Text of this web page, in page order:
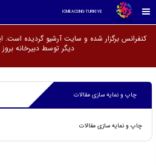
ICMEACONG-TURKIYE
کنفرانس برگزار شده و سایت آرشیو گردیده است.
دیگر توسط دبیرخانه
چاپ و نمایه سازی مقالات
چاپ و نمایه سازی مقالات